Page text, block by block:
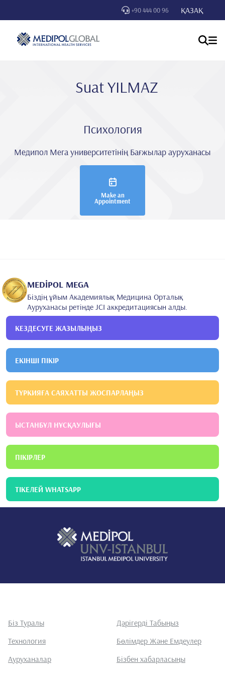
+90 444 00 96 ҚАЗАҚ
Suat YILMAZ
Психология
Медипол Мега университетінің Бағжылар ауруханасы
Make an
Appointment
MEDİPOL MEGA
Біздің ұйым Академиялық Медицина Орталық
Ауруханасы ретінде JCI аккредитациясын алды.
КЕЗДЕСУГЕ ЖАЗЫЛЫҢЫЗ
ЕКІНШІ ПІКІР
ТҮРКИЯҒА САЯХАТТЫ ЖОСПАРЛАҢЫЗ
ЫСТАНБҰЛ НҰСҚАУЛЫҒЫ
ПІКІРЛЕР
ТІКЕЛЕЙ WHATSAPP
Біз Туралы
Дәрігерді Табыңыз
Технология
Бөлімдер Және Емдеулер
Ауруханалар
Бізбен хабарласыңы